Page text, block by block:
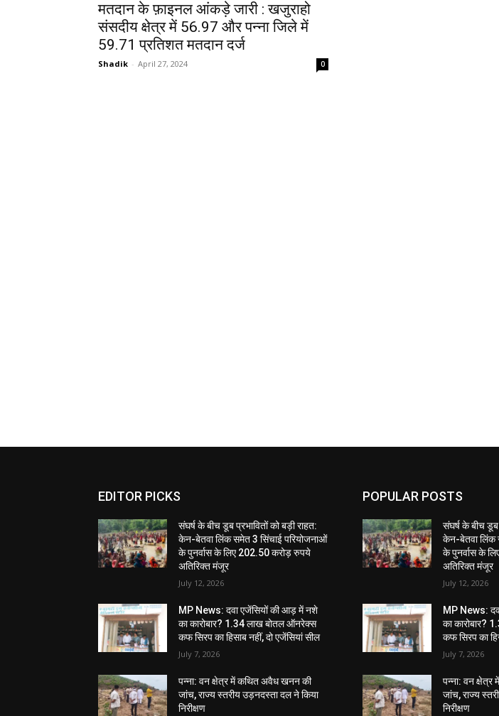
मतदान के फ़ाइनल आंकड़े जारी : खजुराहो
संसदीय क्षेत्र में 56.97 और पन्ना जिले में
59.71 प्रतिशत मतदान दर्ज
Shadik - April 27, 2024 0
EDITOR PICKS
संघर्ष के बीच डूब प्रभावितों को बड़ी राहत:
केन-बेतवा लिंक समेत 3 सिंचाई परियोजनाओं
के पुनर्वास के लिए 202.50 करोड़ रुपये
अतिरिक्त मंजूर
July 12, 2026
MP News: दवा एजेंसियों की आड़ में नशे
का कारोबार? 1.34 लाख बोतल ऑनरेक्स
कफ सिरप का हिसाब नहीं, दो एजेंसियां सील
July 7, 2026
पन्ना: वन क्षेत्र में कथित अवैध खनन की
जांच, राज्य स्तरीय उड़नदस्ता दल ने किया
निरीक्षण
POPULAR POSTS
संघर्ष के बीच डूब
केन-बेतवा लिंक
के पुनर्वास के
अतिरिक्त मंजूर
July 12, 2026
MP News:
का कारोबार?
कफ सिरप का
July 7, 2026
पन्ना: वन
जांच, राज्य
निरीक्षण